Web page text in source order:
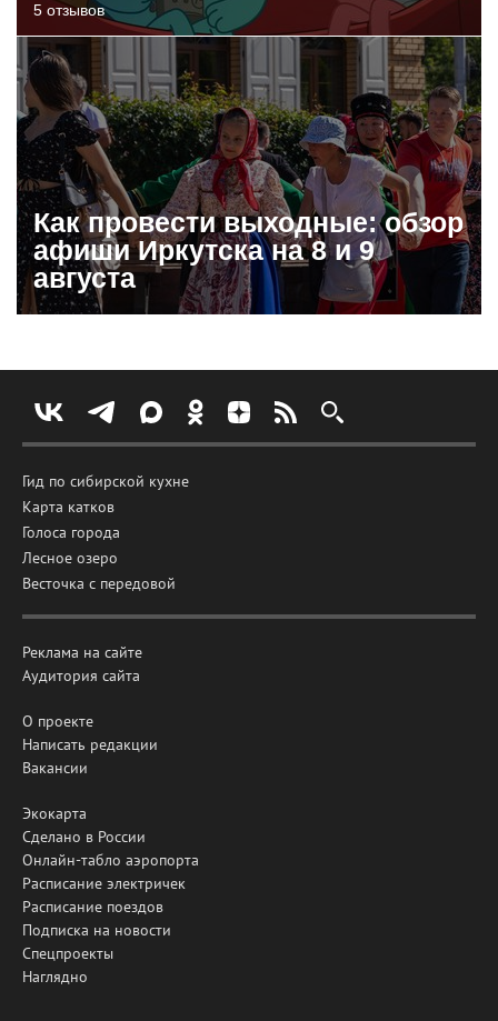
5 отзывов
Как провести выходные: обзор
афиши Иркутска на 8 и 9
августа
Гид по сибирской кухне
Карта катков
Голоса города
Лесное озеро
Весточка с передовой
Реклама на сайте
Аудитория сайта
О проекте
Написать редакции
Вакансии
Экокарта
Сделано в России
Онлайн-табло аэропорта
Расписание электричек
Расписание поездов
Подписка на новости
Спецпроекты
Наглядно